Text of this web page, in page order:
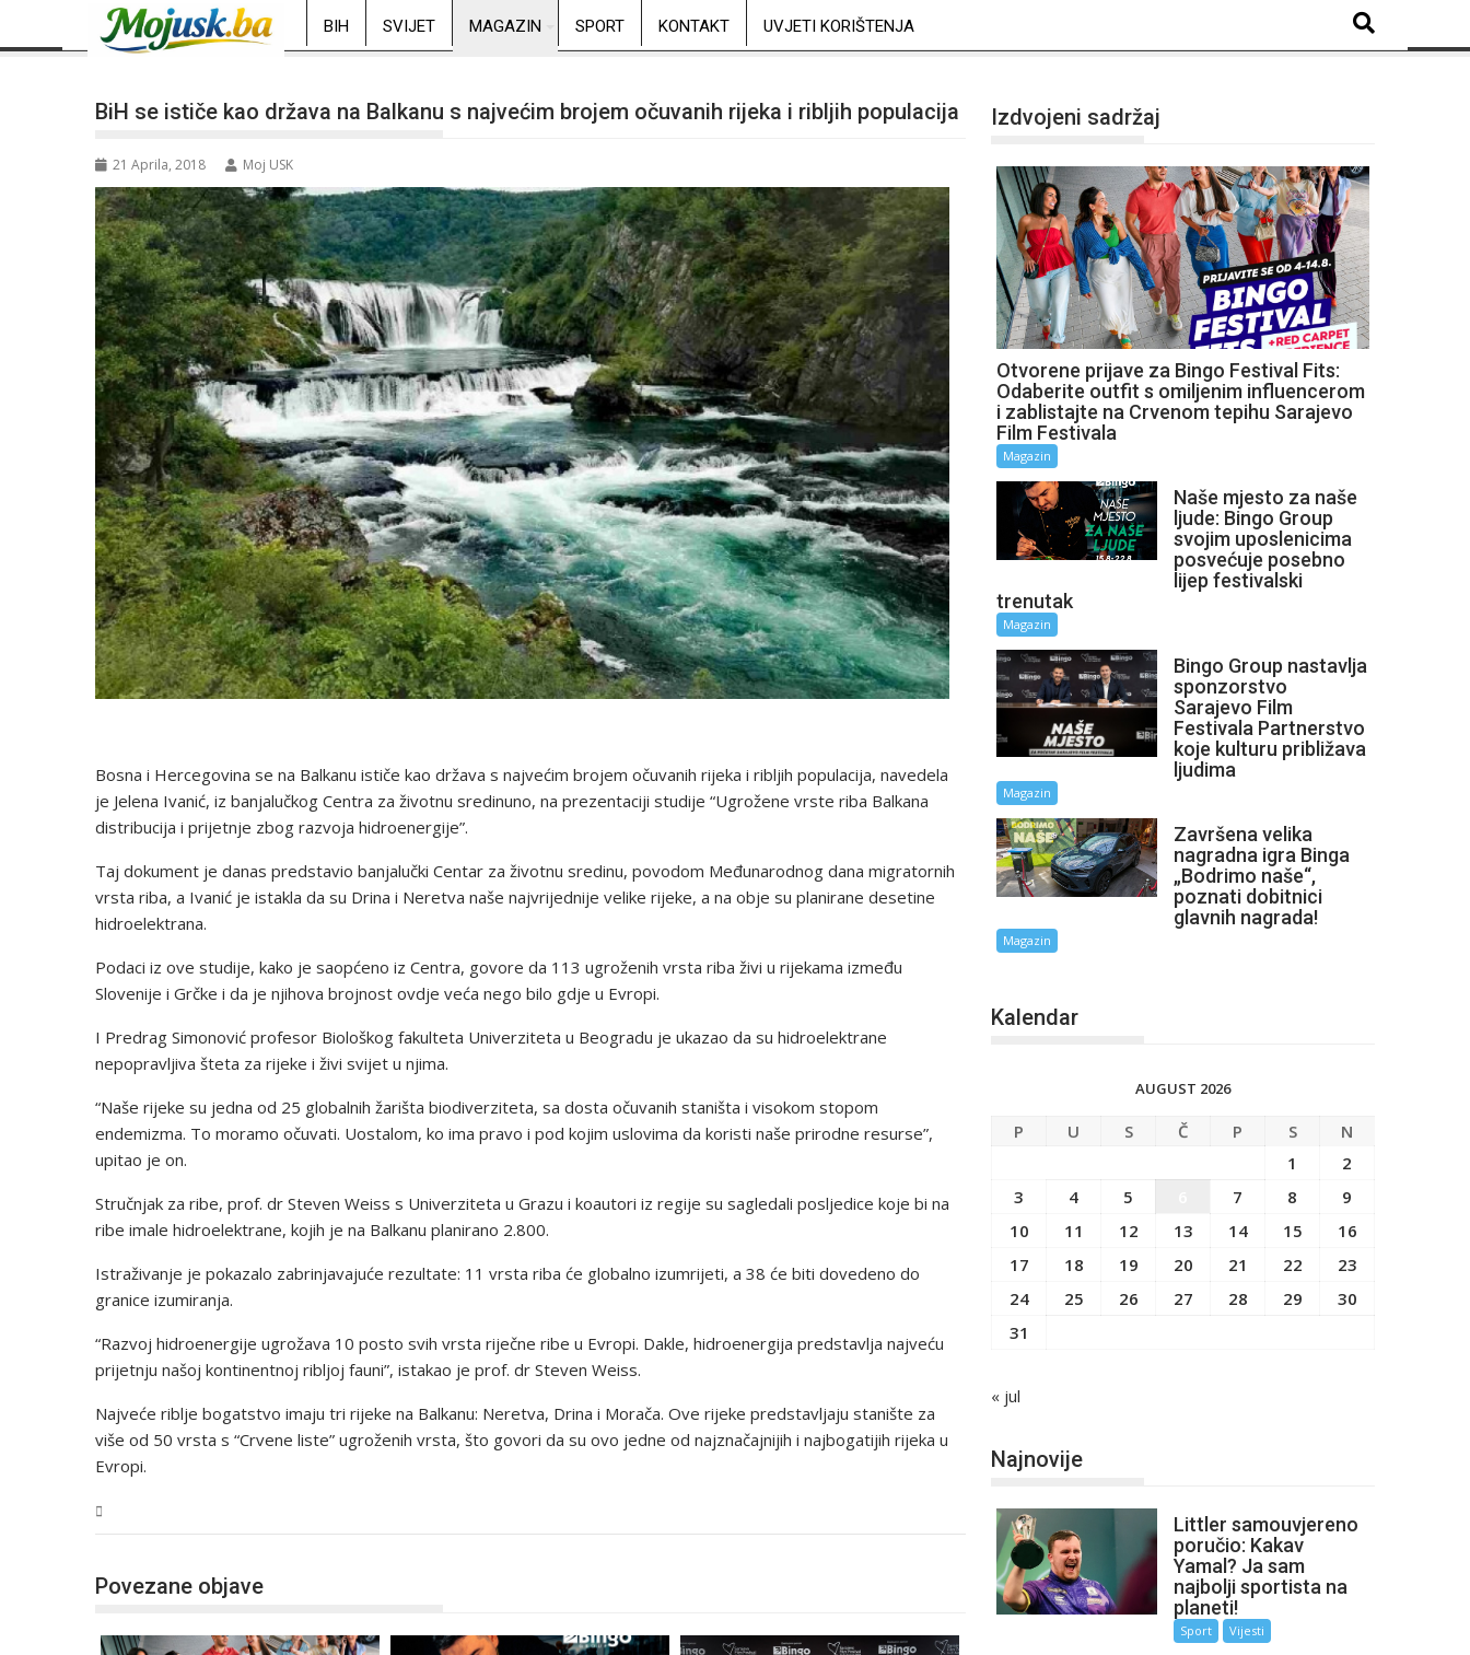
BIH SVIJET MAGAZIN SPORT KONTAKT UVJETI KORIŠTENJA
BiH se ističe kao država na Balkanu s najvećim brojem očuvanih rijeka i ribljih populacija
21 Aprila, 2018 Moj USK
Bosna i Hercegovina se na Balkanu ističe kao država s najvećim brojem očuvanih rijeka i ribljih populacija, navedela
je Jelena Ivanić, iz banjalučkog Centra za životnu sredinuno, na prezentaciji studije “Ugrožene vrste riba Balkana
distribucija i prijetnje zbog razvoja hidroenergije”.
Taj dokument je danas predstavio banjalučki Centar za životnu sredinu, povodom Međunarodnog dana migratornih
vrsta riba, a Ivanić je istakla da su Drina i Neretva naše najvrijednije velike rijeke, a na obje su planirane desetine
hidroelektrana.
Podaci iz ove studije, kako je saopćeno iz Centra, govore da 113 ugroženih vrsta riba živi u rijekama između
Slovenije i Grčke i da je njihova brojnost ovdje veća nego bilo gdje u Evropi.
I Predrag Simonović profesor Biološkog fakulteta Univerziteta u Beogradu je ukazao da su hidroelektrane
nepopravljiva šteta za rijeke i živi svijet u njima.
“Naše rijeke su jedna od 25 globalnih žarišta biodiverziteta, sa dosta očuvanih staništa i visokom stopom
endemizma. To moramo očuvati. Uostalom, ko ima pravo i pod kojim uslovima da koristi naše prirodne resurse”,
upitao je on.
Stručnjak za ribe, prof. dr Steven Weiss s Univerziteta u Grazu i koautori iz regije su sagledali posljedice koje bi na
ribe imale hidroelektrane, kojih je na Balkanu planirano 2.800.
Istraživanje je pokazalo zabrinjavajuće rezultate: 11 vrsta riba će globalno izumrijeti, a 38 će biti dovedeno do
granice izumiranja.
“Razvoj hidroenergije ugrožava 10 posto svih vrsta riječne ribe u Evropi. Dakle, hidroenergija predstavlja najveću
prijetnju našoj kontinentnoj ribljoj fauni”, istakao je prof. dr Steven Weiss.
Najveće riblje bogatstvo imaju tri rijeke na Balkanu: Neretva, Drina i Morača. Ove rijeke predstavljaju stanište za
više od 50 vrsta s “Crvene liste” ugroženih vrsta, što govori da su ovo jedne od najznačajnijih i najbogatijih rijeka u
Evropi.
Povezane objave
Izdvojeni sadržaj
Otvorene prijave za Bingo Festival Fits:
Odaberite outfit s omiljenim influencerom
i zablistajte na Crvenom tepihu Sarajevo
Film Festivala
Magazin
Naše mjesto za naše
ljude: Bingo Group
svojim uposlenicima
posvećuje posebno
lijep festivalski
trenutak
Magazin
Bingo Group nastavlja
sponzorstvo
Sarajevo Film
Festivala Partnerstvo
koje kulturu približava
ljudima
Magazin
Završena velika
nagradna igra Binga
„Bodrimo naše“,
poznati dobitnici
glavnih nagrada!
Magazin
Kalendar
AUGUST 2026
P U S Č P S
N
1
2
3
4 5 7 8
9
10
11 12 13 14 15
16
17
18 19 20 21 22
23
24
25 26 27 28 29
30
31
« jul
Najnovije
Littler samouvjereno
poručio: Kakav
Yamal? Ja sam
najbolji sportista na
planeti!
Sport Vijesti